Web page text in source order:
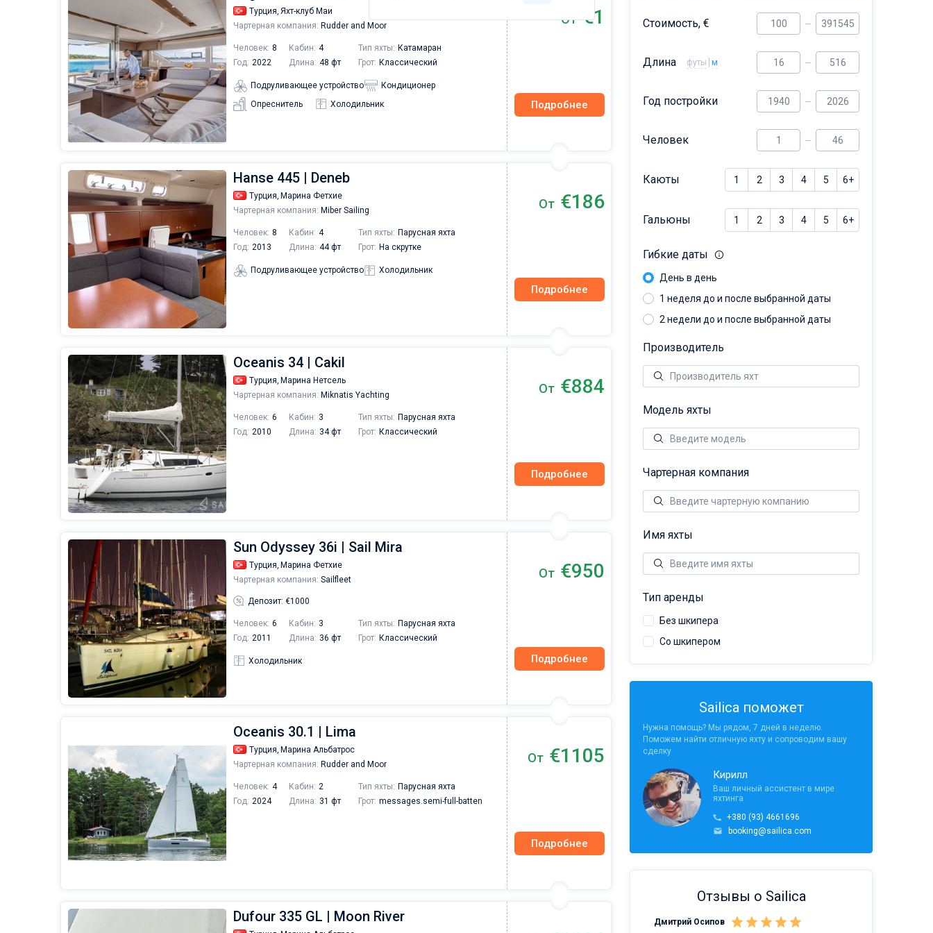
Турция, Яхт-клуб Маи
Чартерная компания: Rudder and Moor
Человек: 8 Кабин: 4 Тип яхты: Катамаран
Год: 2022 Длина: 48 фт Грот: Классический
Подруливающее устройство
Кондиционер
Опреснитель
Холодильник
От €1
Подробнее
Hanse 445 | Deneb
Турция, Марина Фетхие
Чартерная компания: Miber Sailing
Человек: 8 Кабин: 4 Тип яхты: Парусная яхта
Год: 2013 Длина: 44 фт Грот: На скрутке
Подруливающее устройство Холодильник
От €186
Подробнее
Oceanis 34 | Cakil
Турция, Марина Нетсель
Чартерная компания: Miknatis Yachting
Человек: 6 Кабин: 3 Тип яхты: Парусная яхта
Год: 2010 Длина: 34 фт Грот: Классический
От €884
Подробнее
Sun Odyssey 36i | Sail Mira
Турция, Марина Фетхие
Чартерная компания: Sailfleet
Депозит: €1000
Человек: 6 Кабин: 3 Тип яхты: Парусная яхта
Год: 2011 Длина: 36 фт Грот: Классический
Холодильник
От €950
Подробнее
Oceanis 30.1 | Lima
Турция, Марина Альбатрос
Чартерная компания: Rudder and Moor
Человек: 4 Кабин: 2 Тип яхты: Парусная яхта
Год: 2024 Длина: 31 фт Грот: messages.semi-full-batten
От €1105
Подробнее
Dufour 335 GL | Moon River
Стоимость, €
Длина футы м
Год постройки
Человек
Каюты 1 2 3 4 5 6+
Гальюны 1 2 3 4 5 6+
Гибкие даты
День в день
1 неделя до и после выбранной даты
2 недели до и после выбранной даты
Производитель
Модель яхты
Чартерная компания
Имя яхты
Тип аренды
Без шкипера
Со шкипером
Sailica поможет
Нужна помощь? Мы рядом, 7 дней в неделю.
Поможем найти отличную яхту и сопроводим вашу
сделку
Кирилл
Ваш личный ассистент в мире
яхтинга
+380 (93) 4661696
booking@sailica.com
Отзывы о Sailica
Дмитрий Осипов